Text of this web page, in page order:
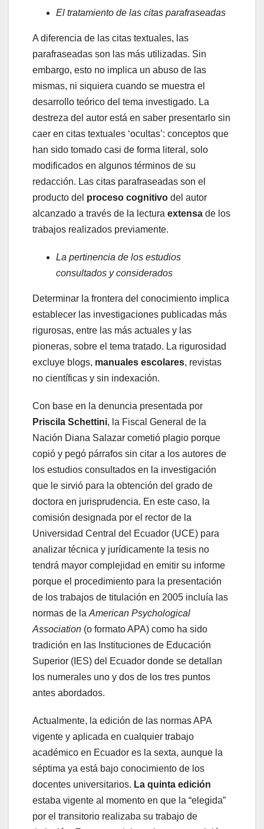
El tratamiento de las citas parafraseadas
A diferencia de las citas textuales, las
parafraseadas son las más utilizadas. Sin
embargo, esto no implica un abuso de las
mismas, ni siquiera cuando se muestra el
desarrollo teórico del tema investigado. La
destreza del autor está en saber presentarlo sin
caer en citas textuales ‘ocultas’: conceptos que
han sido tomado casi de forma literal, solo
modificados en algunos términos de su
redacción. Las citas parafraseadas son el
producto del proceso cognitivo del autor
alcanzado a través de la lectura extensa de los
trabajos realizados previamente.
La pertinencia de los estudios
consultados y considerados
Determinar la frontera del conocimiento implica
establecer las investigaciones publicadas más
rigurosas, entre las más actuales y las
pioneras, sobre el tema tratado. La rigurosidad
excluye blogs, manuales escolares, revistas
no científicas y sin indexación.
Con base en la denuncia presentada por
Priscila Schettini, la Fiscal General de la
Nación Diana Salazar cometió plagio porque
copió y pegó párrafos sin citar a los autores de
los estudios consultados en la investigación
que le sirvió para la obtención del grado de
doctora en jurisprudencia. En este caso, la
comisión designada por el rector de la
Universidad Central del Ecuador (UCE) para
analizar técnica y jurídicamente la tesis no
tendrá mayor complejidad en emitir su informe
porque el procedimiento para la presentación
de los trabajos de titulación en 2005 incluía las
normas de la American Psychological
Association (o formato APA) como ha sido
tradición en las Instituciones de Educación
Superior (IES) del Ecuador donde se detallan
los numerales uno y dos de los tres puntos
antes abordados.
Actualmente, la edición de las normas APA
vigente y aplicada en cualquier trabajo
académico en Ecuador es la sexta, aunque la
séptima ya está bajo conocimiento de los
docentes universitarios. La quinta edición
estaba vigente al momento en que la “elegida”
por el transitorio realizaba su trabajo de